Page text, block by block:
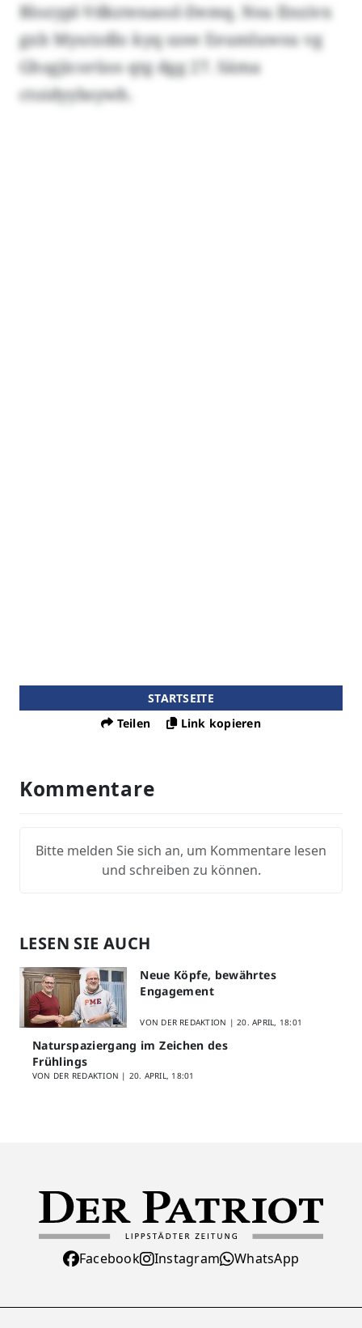
Blozypl-Vdkztenasol-Demq. Nsu Ilnzivx
gxb Myutzdlo kyq szee Eeumluwsu vg
Ghsgjicorüos qtg dgg 27. Säma
ctoidyybsywh.
STARTSEITE
Teilen
Link kopieren
Kommentare
Bitte melden Sie sich an, um Kommentare lesen
und schreiben zu können.
LESEN SIE AUCH
Neue Köpfe, bewährtes
Engagement
VON DER REDAKTION |20. APRIL, 18:01
Naturspaziergang im Zeichen des
Frühlings
VON DER REDAKTION | 20. APRIL, 18:01
Facebook Instagram WhatsApp